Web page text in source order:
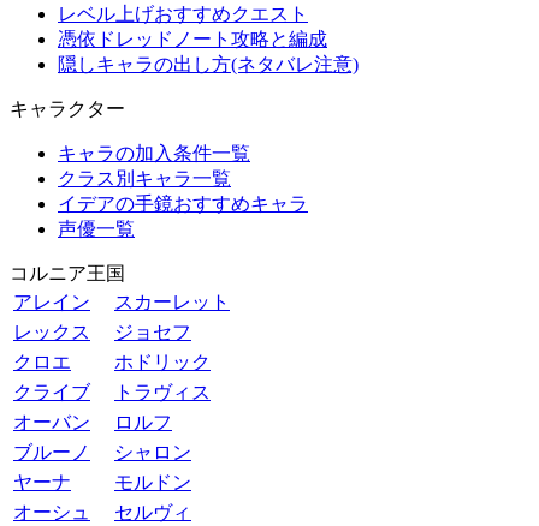
レベル上げおすすめクエスト
憑依ドレッドノート攻略と編成
隠しキャラの出し方(ネタバレ注意)
キャラクター
キャラの加入条件一覧
クラス別キャラ一覧
イデアの手鏡おすすめキャラ
声優一覧
コルニア王国
アレイン
スカーレット
レックス
ジョセフ
クロエ
ホドリック
クライブ
トラヴィス
オーバン
ロルフ
ブルーノ
シャロン
ヤーナ
モルドン
オーシュ
セルヴィ